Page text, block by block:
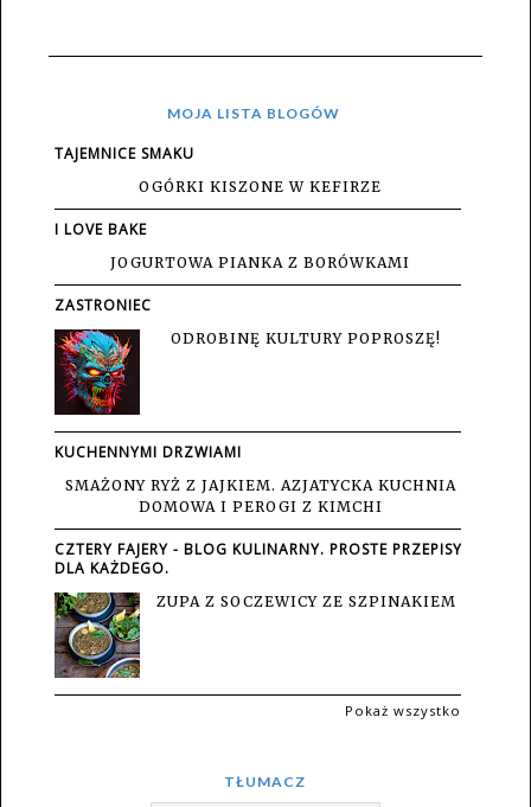
MOJA LISTA BLOGÓW
TAJEMNICE SMAKU
OGÓRKI KISZONE W KEFIRZE
I LOVE BAKE
JOGURTOWA PIANKA Z BORÓWKAMI
ZASTRONIEC
ODROBINĘ KULTURY POPROSZĘ!
KUCHENNYMI DRZWIAMI
SMAŻONY RYŻ Z JAJKIEM. AZJATYCKA KUCHNIA
DOMOWA I PEROGI Z KIMCHI
CZTERY FAJERY - BLOG KULINARNY. PROSTE PRZEPISY
DLA KAŻDEGO.
ZUPA Z SOCZEWICY ZE SZPINAKIEM
Pokaż wszystko
TŁUMACZ